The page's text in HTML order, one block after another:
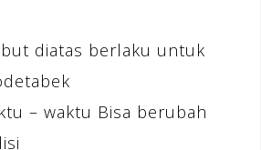
diatas berlaku untuk
– waktu Bisa berubah